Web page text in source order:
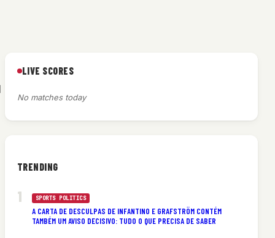
LIVE SCORES
No matches today
TRENDING
SPORTS POLITICS
A CARTA DE DESCULPAS DE INFANTINO E GRAFSTRÖM CONTÉM
TAMBÉM UM AVISO DECISIVO: TUDO O QUE PRECISA DE SABER